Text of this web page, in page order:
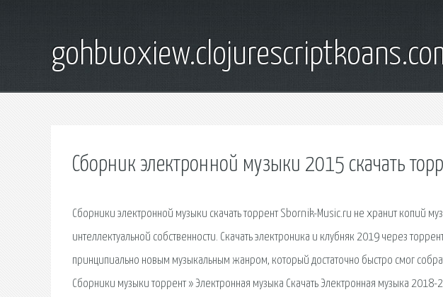
Сборник электронной музыки 2015 скачать
Сборники электронной музыки скачать торрент Sbornik-Music.ru не хранит копий
интеллектуальной собственности. Скачать электроника и клубняк 2019 через
принципиально новым музыкальным жанром, который достаточно быстро смог
Сборники музыки торрент » Электронная музыка Скачать Электронная музыка